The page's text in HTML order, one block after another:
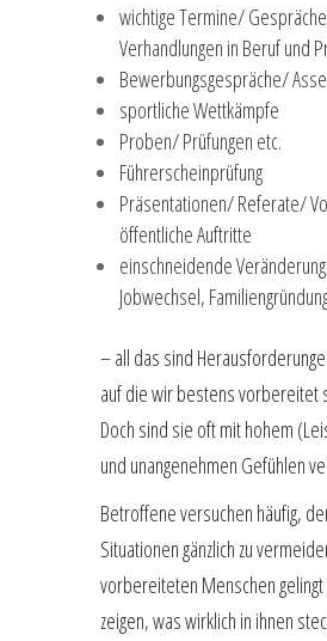
wichtige Termine/
Verhandlungen in Beruf und
Bewerbungsgespräche/
sportliche Wettkämpfe
Proben/ Prüfungen etc.
Führerscheinprüfung
Präsentationen/ Referate/
öffentliche Auftritte
einschneidende
Jobwechsel,
– all das sind
auf die wir bestens vorbereitet
Doch sind sie oft mit hohem
und unangenehmen Gefühlen
Betroffene versuchen häufig,
Situationen gänzlich zu
vorbereiteten Menschen gelingt
zeigen, was wirklich in ihnen